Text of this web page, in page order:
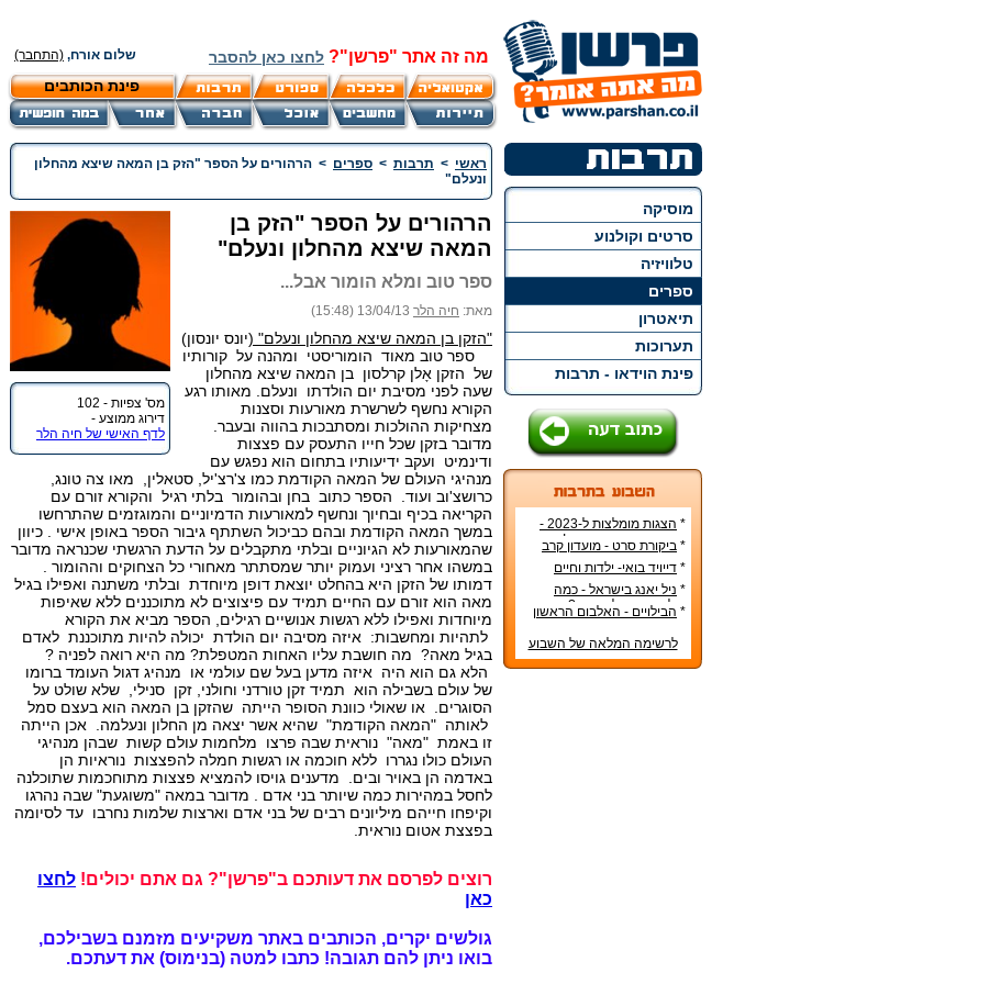
מה זה אתר "פרשן"? לחצו כאן להסבר שלום אורח, (התחבר)
פינת הכותבים
מוסיקה
סרטים וקולנוע
טלוויזיה
ספרים
תיאטרון
תערוכות
פינת הוידאו - תרבות
*
הצגות מומלצות ל-2023 -
הרשימה הטובה ביותר!
* ביקורת סרט - מועדון קרב
* דייויד בואי- ילדות וחיים
אישיים
* ניל יאנג בישראל - כמה
עולה כרטיס להופעה?
* הבילויים - האלבום הראשון
לרשימה המלאה של השבוע
ראשי > תרבות > ספרים > הרהורים על הספר "הזק בן המאה שיצא מהחלון
ונעלם"
מס' צפיות - 102
דירוג ממוצע -
לדף האישי של חיה הלר
הרהורים על הספר "הזק בן
המאה שיצא מהחלון ונעלם"
ספר טוב ומלא הומור אבל...
מאת: חיה הלר 13/04/13 (15:48)
"הזקן בן המאה שיצא מהחלון ונעלם" (יונס יונסון)
ספר טוב מאוד הומוריסטי ומהנה על קורותיו
של הזקן אָלן קרלסון בן המאה שיצא מהחלון
שעה לפני מסיבת יום הולדתו ונעלם. מאותו רגע
הקורא נחשף לשרשרת מאורעות וסצנות
מצחיקות ההולכות ומסתבכות בהווה ובעבר.
מדובר בזקן שכל חייו התעסק עם פצצות
ודינמיט ועקב ידיעותיו בתחום הוא נפגש עם
מנהיגי העולם של המאה הקודמת כמו צ'רצ'יל, סטאלין, מאו צה טונג,
כרושצ'וב ועוד. הספר כתוב בחן ובהומור בלתי רגיל והקורא זורם עם
הקריאה בכיף ובחיוך ונחשף למאורעות הדמיוניים והמוגזמים שהתרחשו
במשך המאה הקודמת ובהם כביכול השתתף גיבור הספר באופן אישי . כיוון
שהמאורעות לא הגיוניים ובלתי מתקבלים על הדעת הרגשתי שכנראה מדובר
במשהו אחר רציני ועמוק יותר שמסתתר מאחורי כל הצחוקים וההומור .
דמותו של הזקן היא בהחלט יוצאת דופן מיוחדת ובלתי משתנה ואפילו בגיל
מאה הוא זורם עם החיים תמיד עם פיצוצים לא מתוכננים ללא שאיפות
מיוחדות ואפילו ללא רגשות אנושיים רגילים, הספר מביא את הקורא
לתהיות ומחשבות: איזה מסיבה יום הולדת יכולה להיות מתוכננת לאדם
בגיל מאה? מה חושבת עליו האחות המטפלת? מה היא רואה לפניה ?
הלא גם הוא היה איזה מדען בעל שם עולמי או מנהיג דגול העומד ברומו
של עולם בשבילה הוא תמיד זקן טורדני וחולני, זקן סנילי, שלא שולט על
הסוגרים. או שאולי כוונת הסופר הייתה שהזקן בן המאה הוא בעצם סמל
לאותה "המאה הקודמת" שהיא אשר יצאה מן החלון ונעלמה. אכן הייתה
זו באמת "מאה" נוראית שבה פרצו מלחמות עולם קשות שבהן מנהיגי
העולם כולו נגררו ללא חוכמה או רגשות חמלה להפצצות נוראיות הן
באדמה הן באויר ובים. מדענים גויסו להמציא פצצות מתוחכמות שתוכלנה
לחסל במהירות כמה שיותר בני אדם . מדובר במאה "משוגעת" שבה נהרגו
וקיפחו חייהם מיליונים רבים של בני אדם וארצות שלמות נחרבו עד לסיומה
בפצצת אטום נוראית.
רוצים לפרסם את דעותכם ב"פרשן"? גם אתם יכולים! לחצו
כאן
גולשים יקרים, הכותבים באתר משקיעים מזמנם בשבילכם,
בואו ניתן להם תגובה! כתבו למטה (בנימוס) את דעתכם.